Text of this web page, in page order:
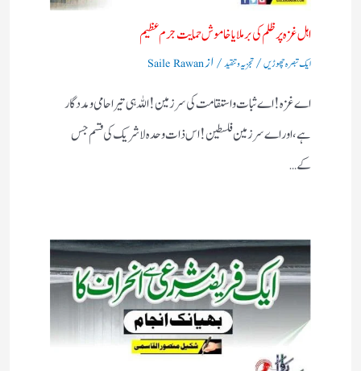
اہل غزہ پر ظلم کی برملا یا خاموش حمایت جرم عظیم
ایک تبصرہ چھوڑیں/تجزیہ و تنقید/ ازSaile Rawan
اے غزہ! اے ثبات واستقامت کی سرزمین! اللہ ہی تیرا حامی ومددگار
ہے، اور اے سرزمین فلسطین! اس ذات وحدہ لاشریک کی قسم جس
کے…